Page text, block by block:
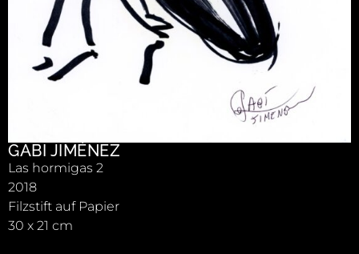
GABI JIMÉNEZ
Las hormigas 2
2018
Filzstift auf Papier
30 x 21 cm